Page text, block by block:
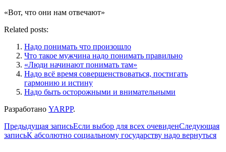
«Вот, что они нам отвечают»
Related posts:
Надо понимать что произошло
Что такое мужчина надо понимать правильно
«Люди начинают понимать там»
Надо всё время совершенствоваться, постигать
гармонию и истину
Надо быть осторожными и внимательными
Разработано YARPP.
Навигация
по
Предыдущая записьЕсли выбор для всех очевиденСледующая
записьК абсолютно социальному государству надо вернуться